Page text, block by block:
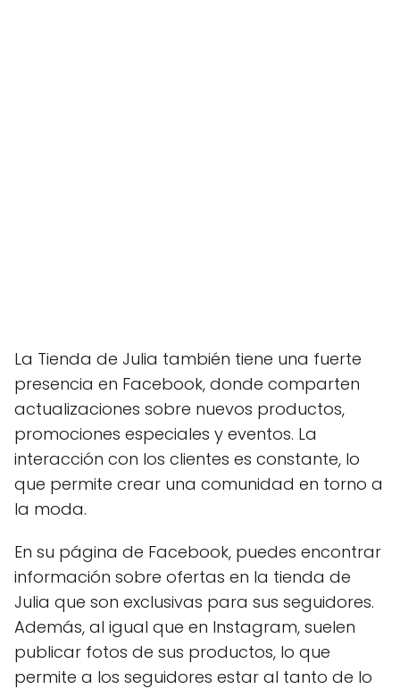
La Tienda de Julia también tiene una fuerte
presencia en Facebook, donde comparten
actualizaciones sobre nuevos productos,
promociones especiales y eventos. La
interacción con los clientes es constante, lo
que permite crear una comunidad en torno a
la moda.
En su página de Facebook, puedes encontrar
información sobre ofertas en la tienda de
Julia que son exclusivas para sus seguidores.
Además, al igual que en Instagram, suelen
publicar fotos de sus productos, lo que
permite a los seguidores estar al tanto de lo